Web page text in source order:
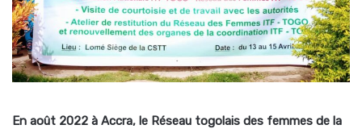
En août 2022 à Accra, le Réseau togolais des femmes de la